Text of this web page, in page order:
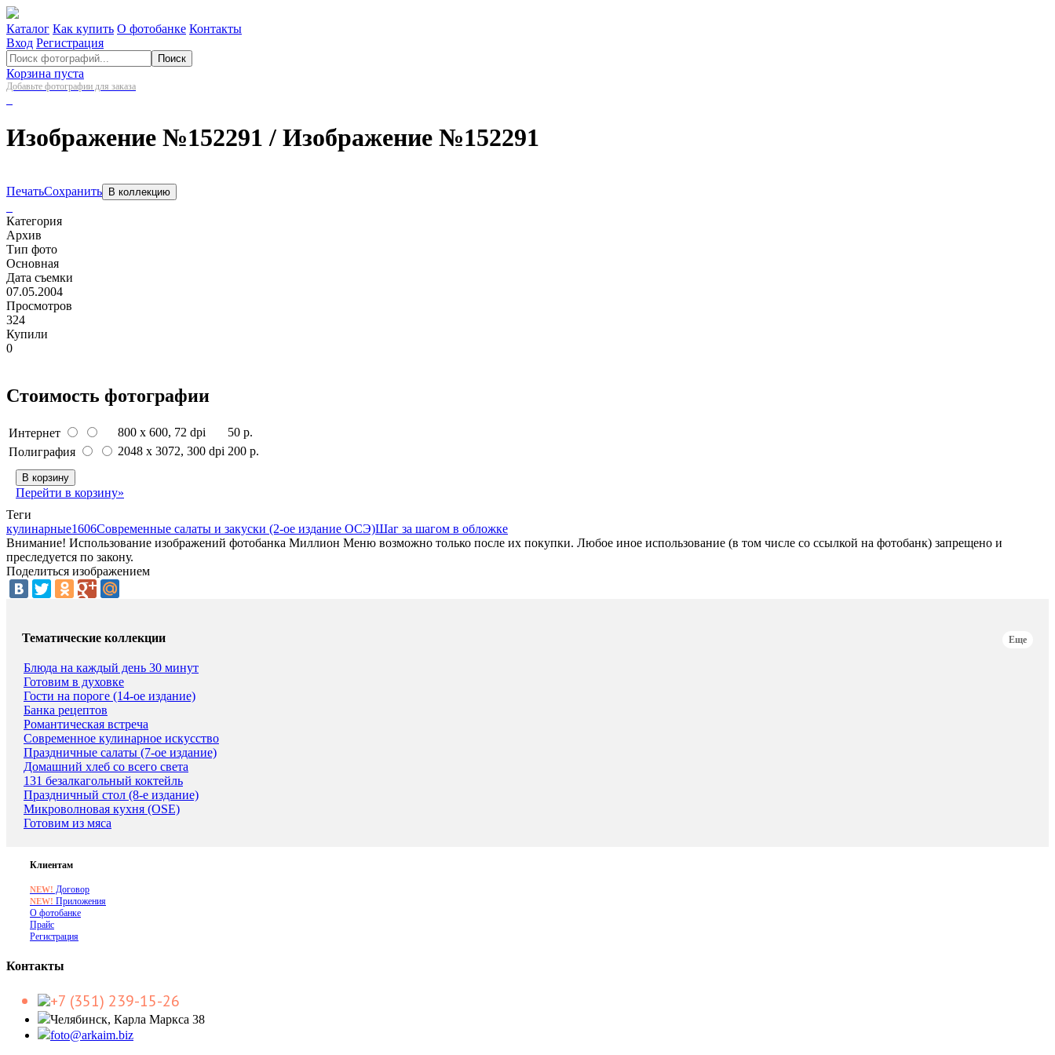
Каталог Как купить О фотобанке Контакты
Вход Регистрация
Поиск
Корзина пуста
Добавьте фотографии для заказа
Изображение №152291/ Изображение №152291
ПечатьСохранить В коллекцию
Категория
Архив
Тип фото
Основная
Дата съемки
07.05.2004
Просмотров
324
Купили
0
Стоимость фотографии
Интернет 800 x 600, 72 dpi
50 р.
Полиграфия
2048 x 3072, 300 dpi 200 р.
В корзину
Перейти в корзину»
Теги
кулинарные1606Современные салаты и закуски (2-ое издание ОСЭ)Шаг за шагом в обложке
Внимание! Использование изображений фотобанка Миллион Меню возможно только после их покупки. Любое иное использование (в том числе со ссылкой на фотобанк) запрещено и
преследуется по закону.
Поделиться изображением
Тематические коллекции Еще
Блюда на каждый день 30 минут
Готовим в духовке
Гости на пороге (14-ое издание)
Банка рецептов
Романтическая встреча
Современное кулинарное искусство
Праздничные салаты (7-ое издание)
Домашний хлеб со всего света
131 безалкагольный коктейль
Праздничный стол (8-е издание)
Микроволновая кухня (OSE)
Готовим из мяса
Клиентам
NEW! Договор
NEW! Приложения
О фотобанке
Прайс
Регистрация
Контакты
+7 (351) 239-15-26
Челябинск, Карла Маркса 38
foto@arkaim.biz